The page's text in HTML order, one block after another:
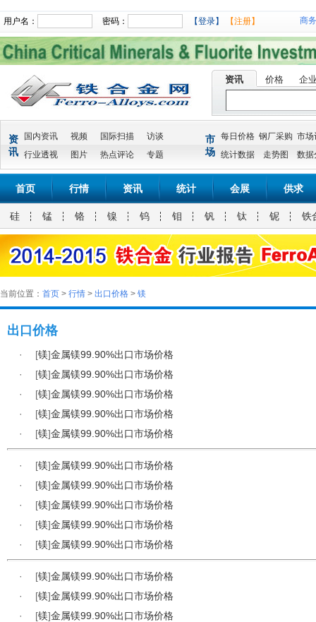
用户名： 密码： 【登录】 【注册】 商
资讯 价格 企
资
讯
国内资讯 视频 国际扫描
访谈
行业透视
图片 热点评论 专题
市
场
每日价格 钢厂采购 市场
统计数据
走势图 数据
首页 行情 资讯 统计 会展 供求
硅 锰 铬 镍 钨 钼 钒 钛 铌 铁
当前位置： 首页 > 行情 > 出口价格 > 镁
出口价格
· [镁]金属镁99.90%出口市场价格
·
[镁]金属镁99.90%出口市场价格
·
[镁]金属镁99.90%出口市场价格
·
[镁]金属镁99.90%出口市场价格
·
[镁]金属镁99.90%出口市场价格
· [镁]金属镁99.90%出口市场价格
·
[镁]金属镁99.90%出口市场价格
·
[镁]金属镁99.90%出口市场价格
·
[镁]金属镁99.90%出口市场价格
·
[镁]金属镁99.90%出口市场价格
· [镁]金属镁99.90%出口市场价格
·
[镁]金属镁99.90%出口市场价格
·
[镁]金属镁99.90%出口市场价格